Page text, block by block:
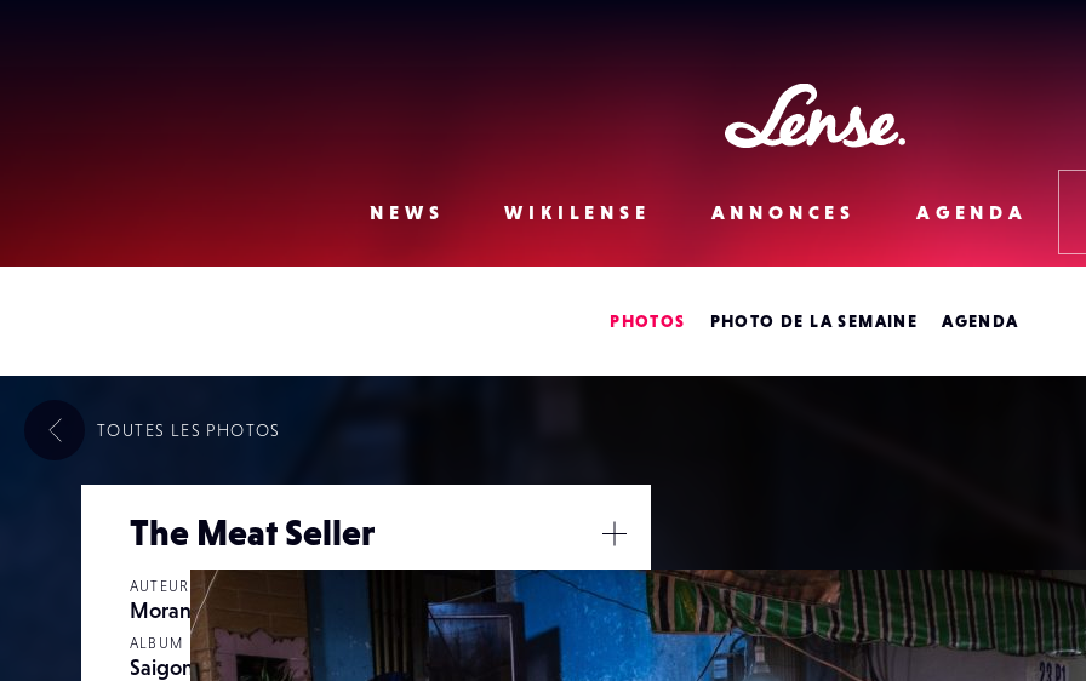
Lense
NEWS
WIKILENSE ANNONCES AGENDA
PHOTOS PHOTO DE LA SEMAINE AGENDA
The Meat Seller
AUTEUR
Moran
ALBUM
Saigon by night
/
Fermer
TOUTES LES PHOTOS